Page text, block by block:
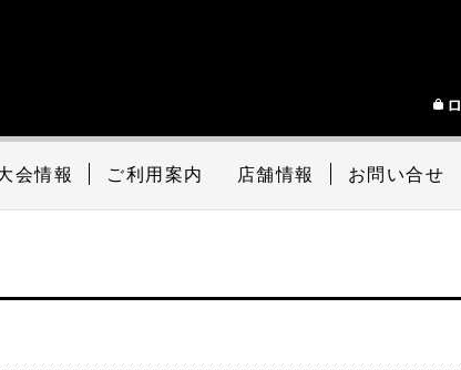
会情報 ご利用案内 店舗情報 お問い合せ